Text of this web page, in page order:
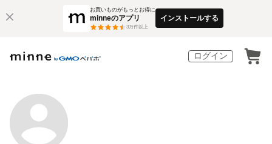
お買いものがもっとお得に
minneのアプリ
3万件以上
インストールする
ログイン